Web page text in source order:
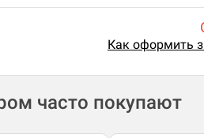
Как оформить
часто покупают